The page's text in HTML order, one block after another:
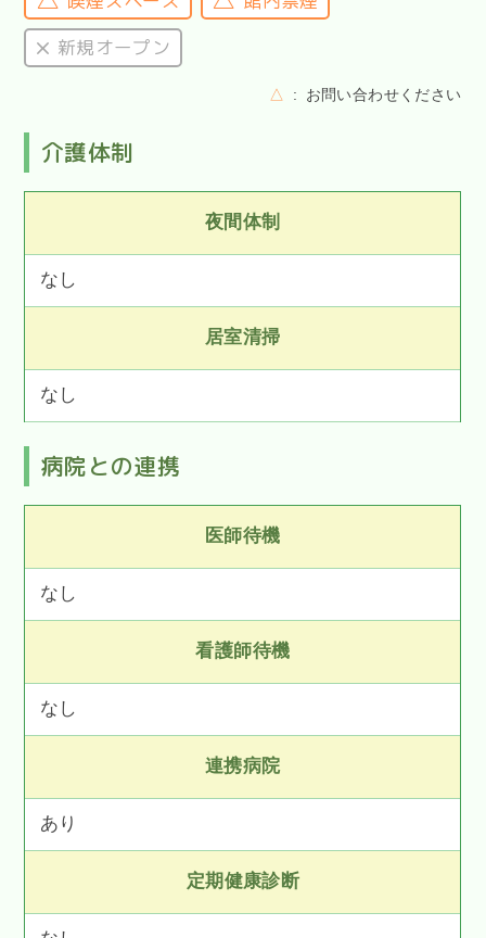
新規オープン
△ お問い合わせください
介護体制
夜間体制
なし
居室清掃
なし
病院との連携
医師待機
なし
看護師待機
なし
連携病院
あり
定期健康診断